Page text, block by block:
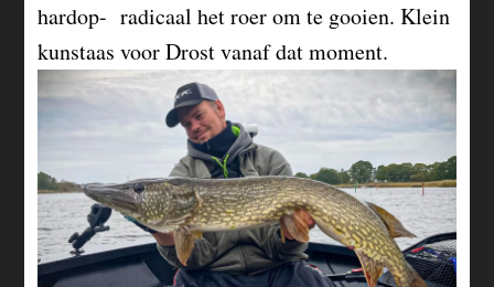
hardop- radicaal het roer om te gooien. Klein
kunstaas voor Drost vanaf dat moment.